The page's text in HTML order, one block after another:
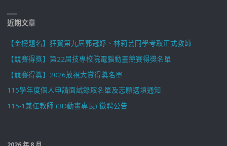
近期文章
【金榜題名】狂賀第九屆郭冠妤、林莉芸同學考取正式教師
【競賽得獎】第22屆技專校院電腦動畫競賽得獎名單
【競賽得獎】2026放視大賞得獎名單
115學年度個人申請面試錄取名單及志願選填通知
115-1兼任教師 (3D動畫專長) 徵聘公告